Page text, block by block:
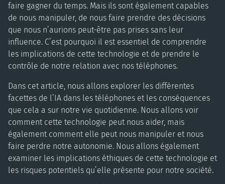
faire gagner du temps. Mais ils sont également capables
de nous manipuler, de nous faire prendre des décisions
que nous n’aurions peut-être pas prises sans leur
influence. C’est pourquoi il est essentiel de comprendre
les implications de cette technologie et de prendre le
contrôle de notre relation avec nos téléphones.
Dans cet article, nous allons explorer les différentes
facettes de l’IA dans les téléphones et les conséquences
que cela a sur notre vie quotidienne. Nous allons voir
comment cette technologie peut nous aider, mais
également comment elle peut nous manipuler et nous
faire perdre notre autonomie. Nous allons également
examiner les implications éthiques de cette technologie et
les risques potentiels qu’elle présente pour notre société.